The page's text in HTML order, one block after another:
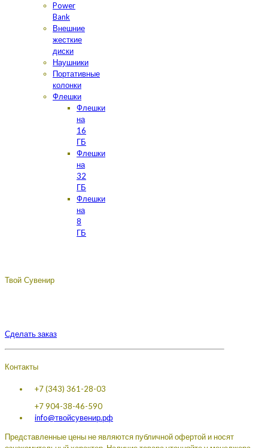
Power
Bank
Внешние
жесткие
диски
Наушники
Портативные
колонки
Флешки
Флешки
на
16
ГБ
Флешки
на
32
ГБ
Флешки
на
8
ГБ
Твой Сувенир
Сделать заказ
Контакты
+7 (343) 361-28-03
+7 904-38-46-590
info@твойсувенир.рф
Представленные цены не являются публичной офертой и носят